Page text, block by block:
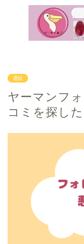
通販
ヤーマンフ
コミを探し